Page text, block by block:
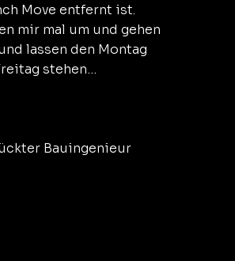
Move entfernt ist.
mir mal um und gehen
lassen den Montag
stehen…
Bauingenieur